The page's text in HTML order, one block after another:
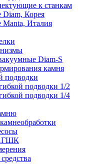
к станкам
Diam, Корея
Manta, Италия
Diam-S
камня
подводки
подводки 1/2
подводки 1/4